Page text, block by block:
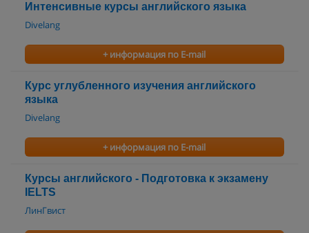
Интенсивные курсы английского языка
Divelang
+ информация по E-mail
Курс углубленного изучения английского
языка
Divelang
+ информация по E-mail
Курсы английского - Подготовка к экзамену
IELTS
ЛинГвист